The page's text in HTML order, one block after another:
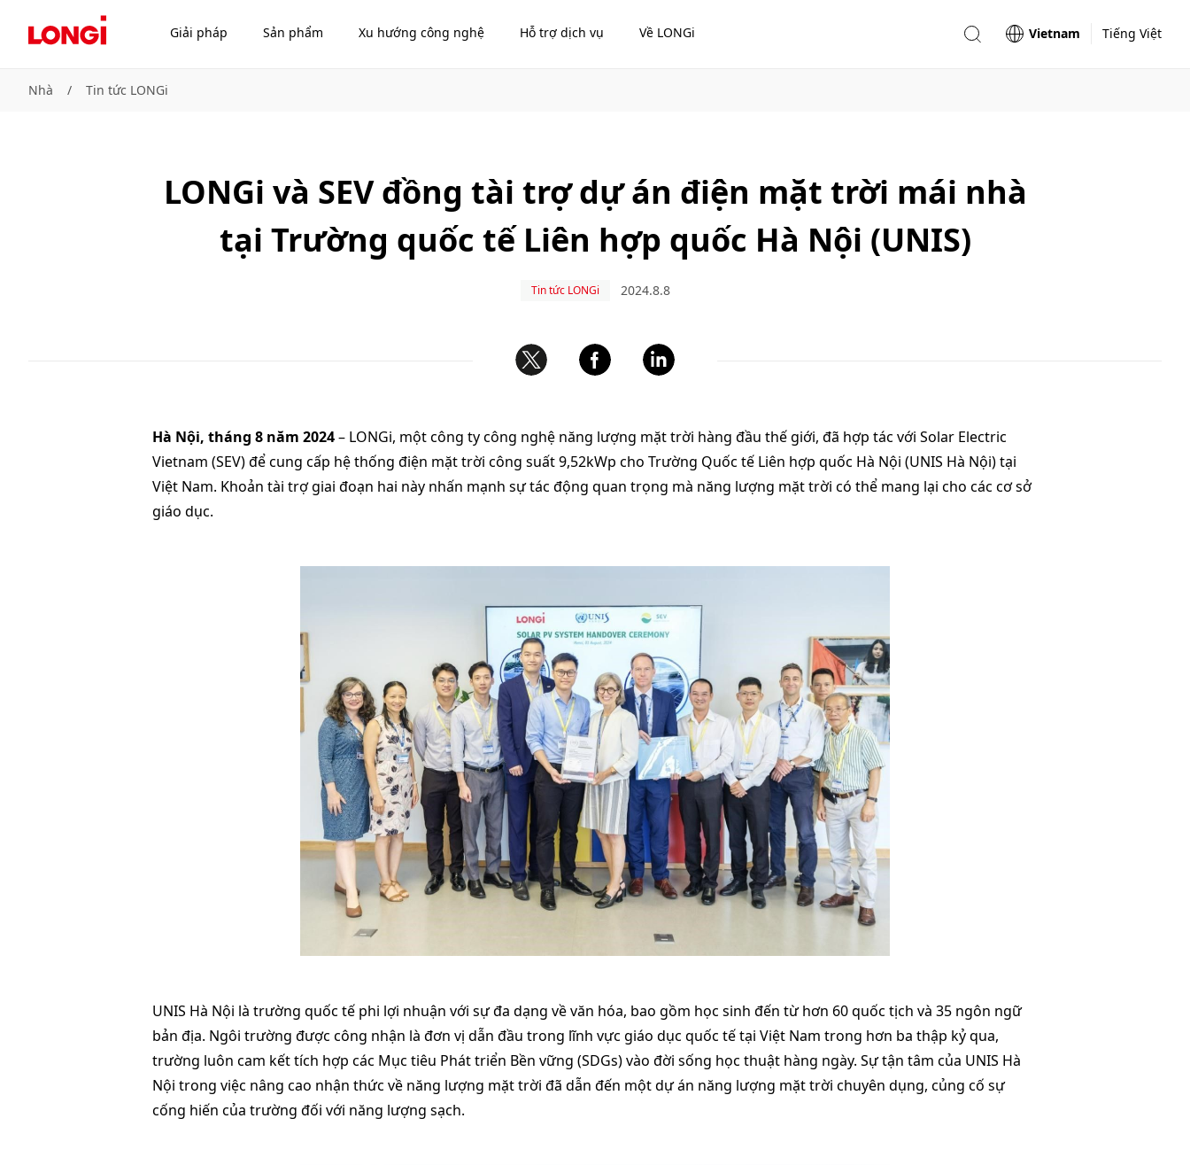
Giải pháp Sản phẩm Xu hướng công nghệ Hỗ trợ dịch vụ Về LONGi Vietnam Tiếng Việt
Nhà / Tin tức LONGi
LONGi và SEV đồng tài trợ dự án điện mặt trời mái nhà
tại Trường quốc tế Liên hợp quốc Hà Nội (UNIS)
Tin tức LONGi 2024.8.8
Hà Nội, tháng 8 năm 2024– LONGi, một công ty công nghệ năng lượng mặt trời hàng đầu thế giới, đã hợp tác với Solar Electric
Vietnam (SEV) để cung cấp hệ thống điện mặt trời công suất 9,52kWp cho Trường Quốc tế Liên hợp quốc Hà Nội (UNIS Hà Nội) tại
Việt Nam. Khoản tài trợ giai đoạn hai này nhấn mạnh sự tác động quan trọng mà năng lượng mặt trời có thể mang lại cho các cơ sở
giáo dục.
UNIS Hà Nội là trường quốc tế phi lợi nhuận với sự đa dạng về văn hóa, bao gồm học sinh đến từ hơn 60 quốc tịch và 35 ngôn ngữ
bản địa. Ngôi trường được công nhận là đơn vị dẫn đầu trong lĩnh vực giáo dục quốc tế tại Việt Nam trong hơn ba thập kỷ qua,
trường luôn cam kết tích hợp các Mục tiêu Phát triển Bền vững (SDGs) vào đời sống học thuật hàng ngày. Sự tận tâm của UNIS Hà
Nội trong việc nâng cao nhận thức về năng lượng mặt trời đã dẫn đến một dự án năng lượng mặt trời chuyên dụng, củng cố sự
cống hiến của trường đối với năng lượng sạch.